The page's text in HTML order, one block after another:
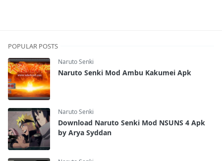
POPULAR POSTS
Naruto Senki
Naruto Senki Mod Ambu Kakumei Apk
Naruto Senki
Download Naruto Senki Mod NSUNS 4 Apk
by Arya Syddan